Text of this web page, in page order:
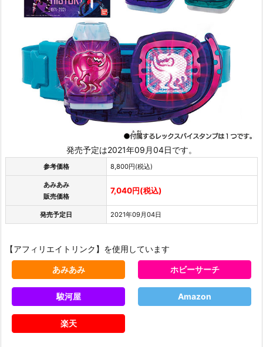
発売予定は2021年09月04日です。
参考価格 8,800円(税込)
あみあみ
販売価格
7,040円(税込)
発売予定日 2021年09月04日
【アフィリエイトリンク】を使用しています
あみあみ ホビーサーチ
駿河屋 Amazon
楽天